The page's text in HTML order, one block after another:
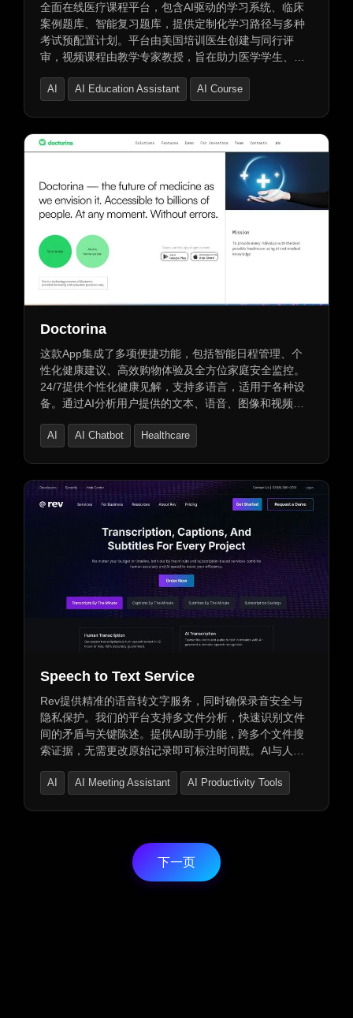
全面在线医疗课程平台，包含AI驱动的学习系统、临床
案例题库、智能复习题库，提供定制化学习路径与多种
考试预配置计划。平台由美国培训医生创建与同行评
审，视频课程由教学专家教授，旨在助力医学学生、医
准确性和考试信心。立即免费试用，开启您的健康教育
AI AI Education Assistant AI Course
Doctorina
这款App集成了多项便捷功能，包括智能日程管理、个
性化健康建议、高效购物体验及全方位家庭安全监控。
24/7提供个性化健康见解，支持多语言，适用于各种设
备。通过AI分析用户提供的文本、语音、图像和视频信
化健康记录，安全存储用户健康信息，可查看、管理和
AI AI Chatbot Healthcare
Speech to Text Service
Rev提供精准的语音转文字服务，同时确保录音安全与
隐私保护。我们的平台支持多文件分析，快速识别文件
间的矛盾与关键陈述。提供AI助手功能，跨多个文件搜
索证据，无需更改原始记录即可标注时间戳。AI与人类
庭要求。支持移动应用，现场采访和口述记录实时同
阅方式收费，并提供订阅优惠。
AI AI Meeting Assistant AI Productivity Tools
下一页